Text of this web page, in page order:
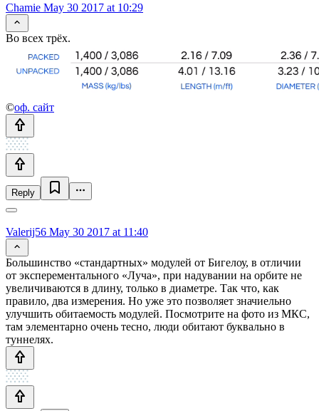
Chamie May 30 2017 at 10:29
Во всех трёх.
©оф. сайт
Reply
Valerij56 May 30 2017 at 11:40
Большинство «стандартных» модулей от Бигелоу, в отличии
от эксперементального «Луча», при надувании на орбите не
увеличиваются в длину, только в диаметре. Так что, как
правило, два измерения. Но уже это позволяет значиельно
улучшить обитаемость модулей. Посмотрите на фото из МКС,
там элементарно очень тесно, люди обитают буквально в
туннелях.